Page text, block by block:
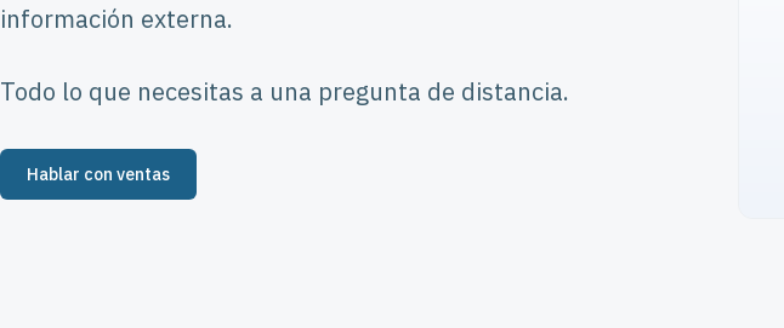
información externa.
Todo lo que necesitas a una pregunta de distancia.
Hablar con ventas